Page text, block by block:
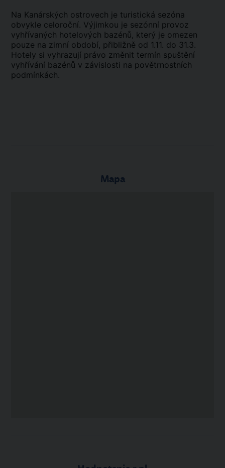
Na Kanárských ostrovech je turistická sezóna
obvykle celoroční. Výjimkou je sezónní provoz
vyhřívaných hotelových bazénů, který je omezen
pouze na zimní období, přibližně od 1.11. do 31.3.
Hotely si vyhrazují právo změnit termín spuštění
vyhřívání bazénů v závislosti na povětrnostních
podmínkách.
Mapa